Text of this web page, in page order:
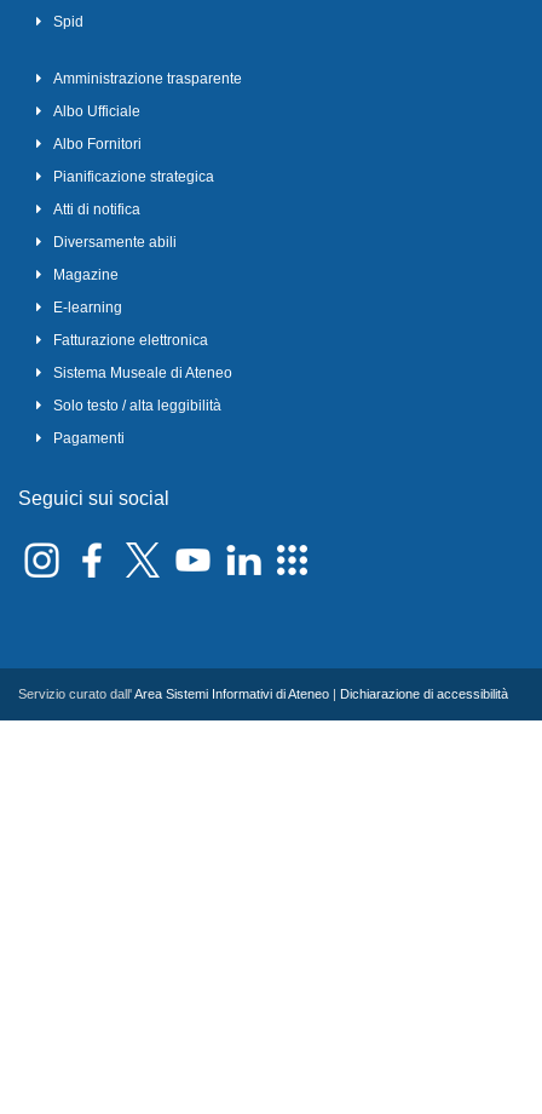
Spid
Amministrazione trasparente
Albo Ufficiale
Albo Fornitori
Pianificazione strategica
Atti di notifica
Diversamente abili
Magazine
E-learning
Fatturazione elettronica
Sistema Museale di Ateneo
Solo testo / alta leggibilità
Pagamenti
Seguici sui social
Servizio curato dall'Area Sistemi Informativi di Ateneo Dichiarazione di accessibilità